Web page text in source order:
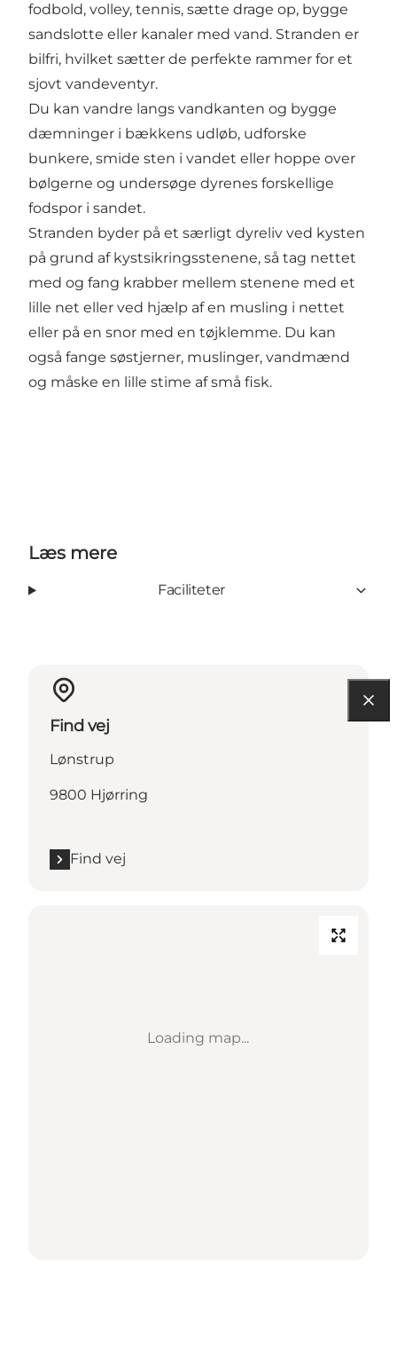
fodbold, volley, tennis, sætte drage op, bygge
sandslotte eller kanaler med vand. Stranden er
bilfri, hvilket sætter de perfekte rammer for et
sjovt vandeventyr.
Du kan vandre langs vandkanten og bygge
dæmninger i bækkens udløb, udforske
bunkere, smide sten i vandet eller hoppe over
bølgerne og undersøge dyrenes forskellige
fodspor i sandet.
Stranden byder på et særligt dyreliv ved kysten
på grund af kystsikringsstenene, så tag nettet
med og fang krabber mellem stenene med et
lille net eller ved hjælp af en musling i nettet
eller på en snor med en tøjklemme. Du kan
også fange søstjerner, muslinger, vandmænd
og måske en lille stime af små fisk.
Læs mere
Faciliteter
Find vej
Lønstrup
9800 Hjørring
Find vej
Loading map...